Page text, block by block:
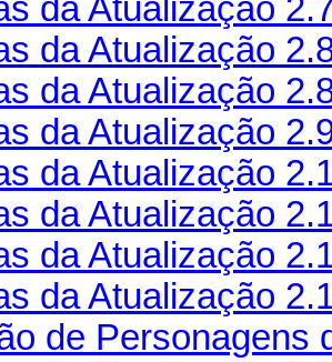
da Atualização
da Atualização
da Atualização
da Atualização
da Atualização
da Atualização
da Atualização
da Atualização
de Personagens